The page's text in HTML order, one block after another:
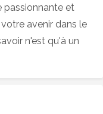
passionnante et
avenir dans le
n'est qu'à un